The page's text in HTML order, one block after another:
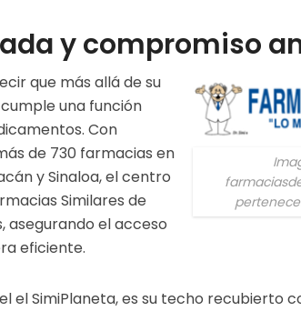
y compromiso
que más allá de su
una función
Con
de 730 farmacias en
y Sinaloa, el centro
Similares de
asegurando el acceso
eficiente.
el SimiPlaneta, es su techo recubierto